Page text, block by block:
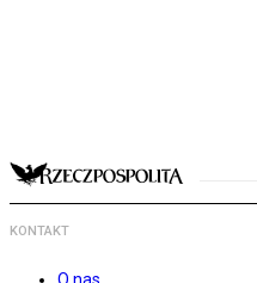
KONTAKT